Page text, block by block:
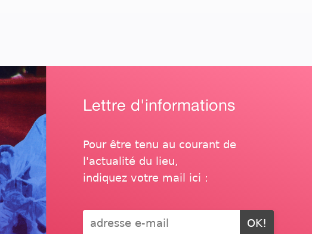
Lettre d'informations
Pour être tenu au courant de
l'actualité du lieu,
indiquez votre mail ici :
OK!